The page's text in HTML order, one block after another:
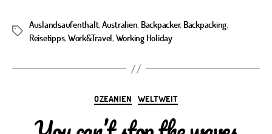
Schlagwörter
Auslandsaufenthalt, Australien, Backpacker, Backpacking,
Reisetipps, Work&Travel, Working Holiday
Kategorien
OZEANIEN WELTWEIT